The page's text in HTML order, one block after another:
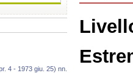
4 - 1973 giu. 25) nn.